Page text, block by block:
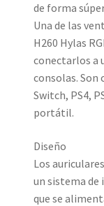
de forma
Una de las
H260 Hylas
conectarlos a
consolas. Son
Switch, PS4,
portátil.
Diseño
Los
un sistema
que se